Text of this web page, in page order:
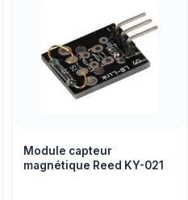
Module capteur
magnétique Reed KY-021